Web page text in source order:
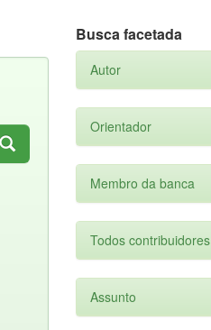
Busca facetada
Autor
Orientador
Membro da banca
Todos contribuidores
Assunto